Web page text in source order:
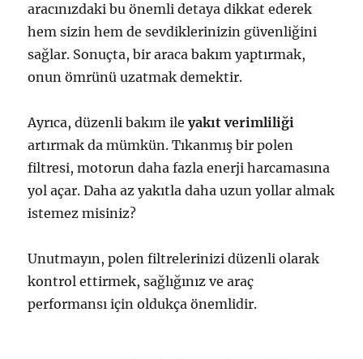
aracınızdaki bu önemli detaya dikkat ederek
hem sizin hem de sevdiklerinizin güvenliğini
sağlar. Sonuçta, bir araca bakım yaptırmak,
onun ömrünü uzatmak demektir.
Ayrıca, düzenli bakım ileyakıt verimliliği
artırmak da mümkün. Tıkanmış bir polen
filtresi, motorun daha fazla enerji harcamasına
yol açar. Daha az yakıtla daha uzun yollar almak
istemez misiniz?
Unutmayın, polen filtrelerinizi düzenli olarak
kontrol ettirmek, sağlığınız ve araç
performansı için oldukça önemlidir.